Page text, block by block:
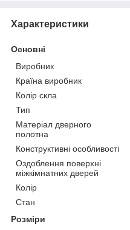
Характеристики
Основні
Виробник
Країна виробник
Колір скла
Тип
Матеріал дверного
полотна
Конструктивні особливості
Оздоблення поверхні
міжкімнатних дверей
Колір
Стан
Розміри